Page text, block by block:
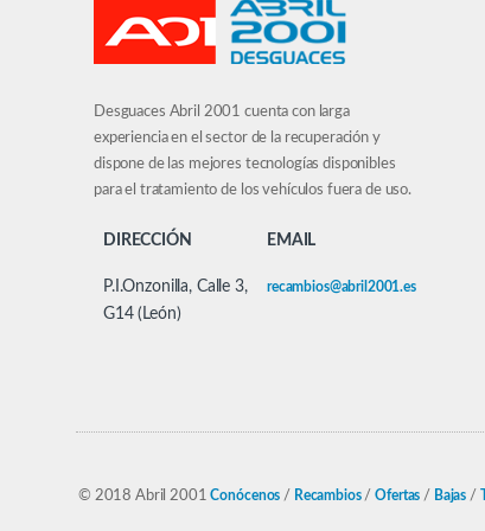
Desguaces Abril 2001 cuenta con larga
experiencia en el sector de la recuperación y
dispone de las mejores tecnologías disponibles
para el tratamiento de los vehículos fuera de uso.
DIRECCIÓN EMAIL
P.I.Onzonilla, Calle 3,
G14 (León)
recambios@abril2001.es
© 2018 Abril 2001Conócenos / Recambios / Ofertas / Bajas /